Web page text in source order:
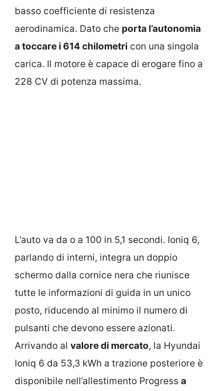
basso coefficiente di resistenza
aerodinamica. Dato che porta l’autonomia
a toccare i 614 chilometri con una singola
carica. Il motore è capace di erogare fino a
228 CV di potenza massima.
L’auto va da o a 100 in 5,1 secondi. Ioniq 6,
parlando di interni, integra un doppio
schermo dalla cornice nera che riunisce
tutte le informazioni di guida in un unico
posto, riducendo al minimo il numero di
pulsanti che devono essere azionati.
Arrivando al valore di mercato, la Hyundai
Ioniq 6 da 53,3 kWh a trazione posteriore è
disponibile nell’allestimento Progress a